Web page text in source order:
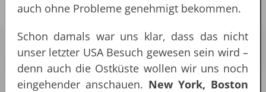
auch ohne Probleme genehmigt bekommen.
Schon damals war uns klar, dass das nicht
unser letzter USA Besuch gewesen sein wird –
denn auch die Ostküste wollen wir uns noch
eingehender anschauen. New York, Boston